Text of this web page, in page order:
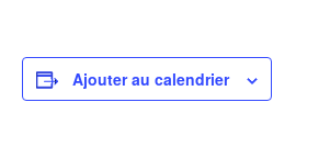
Ajouter au calendrier